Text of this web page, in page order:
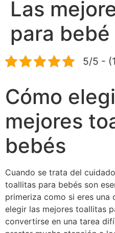
Las
para bebé
5/5 -
Cómo
mejores
bebés
Cuando se trata del
toallitas para bebés son
primeriza como si eres una
elegir las mejores toallitas
convertirse en una tarea